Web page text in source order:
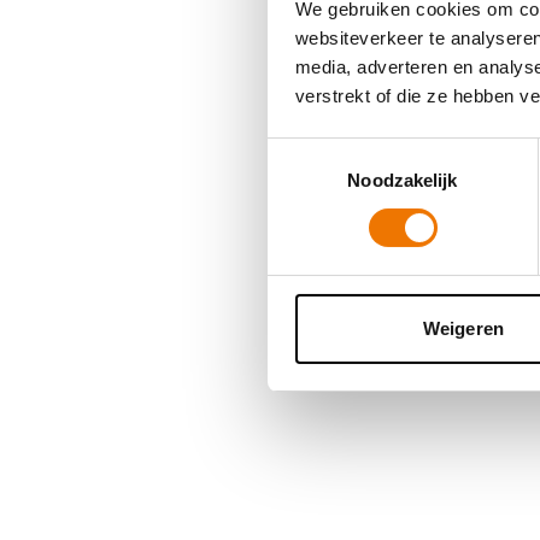
We gebruiken cookies om
websiteverkeer te
media, adverteren en
verstrekt of die ze hebben
Noodzakelijk
Weigeren
Application